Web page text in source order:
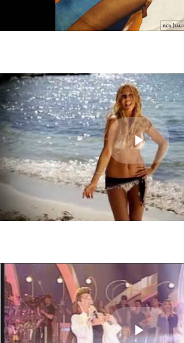
Video
Play
Video